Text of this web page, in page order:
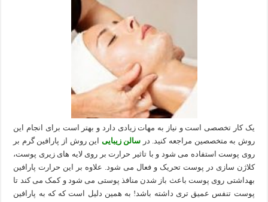
یک کار تخصصی است و نیاز به مهات زیادی دارد و بهتر است برای انجام این
روش به متخصصین مراجعه کنید. در سالن زیبایی این روش از پارافین گرم بر
روی پوست استفاده می شود و با تاثیر حرارت بر روی لایه های زیری پوست،
کلاژن سازی در پوست تحریک و فعال می شود. علاوه بر این حرارت پارافین
بهداشتی روی پوست باعث باز شدن منافذ پوستی می شود و کمک می کند تا
پوست تنفس عمیق تری داشته باشد! به همین دلیل است که که به پارافین